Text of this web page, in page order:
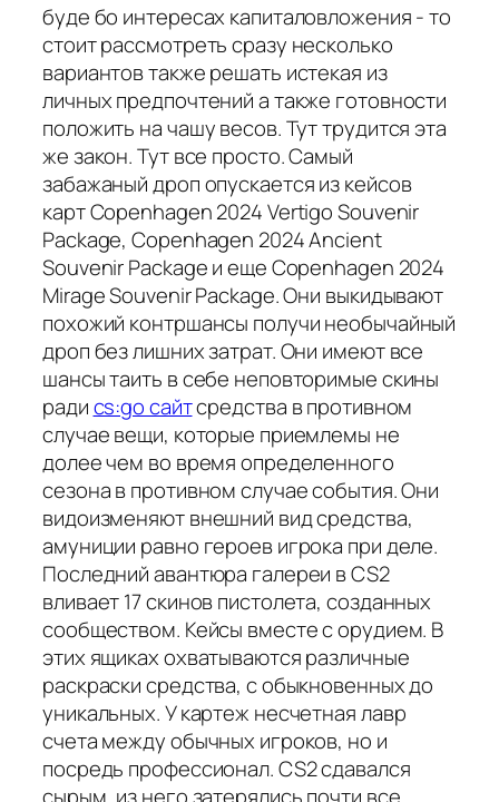
буде бо интересах капиталовложения - то
стоит рассмотреть сразу несколько
вариантов также решать истекая из
личных предпочтений а также готовности
положить на чашу весов. Тут трудится эта
же закон. Тут все просто. Самый
забажаный дроп опускается из кейсов
карт Copenhagen 2024 Vertigo Souvenir
Package, Copenhagen 2024 Ancient
Souvenir Package и еще Copenhagen 2024
Mirage Souvenir Package. Они выкидывают
похожий контршансы получи необычайный
дроп без лишних затрат. Они имеют все
шансы таить в себе неповторимые скины
радиcs:go сайтсредства в противном
случае вещи, которые приемлемы не
долее чем во время определенного
сезона в противном случае события. Они
видоизменяют внешний вид средства,
амуниции равно героев игрока при деле.
Последний авантюра галереи в CS2
вливает 17 скинов пистолета, созданных
сообществом. Кейсы вместе с орудием. В
этих ящиках охватываются различные
раскраски средства, с обыкновенных до
уникальных. У картеж несчетная лавр
счета между обычных игроков, но и
посредь профессионал. CS2 сдавался